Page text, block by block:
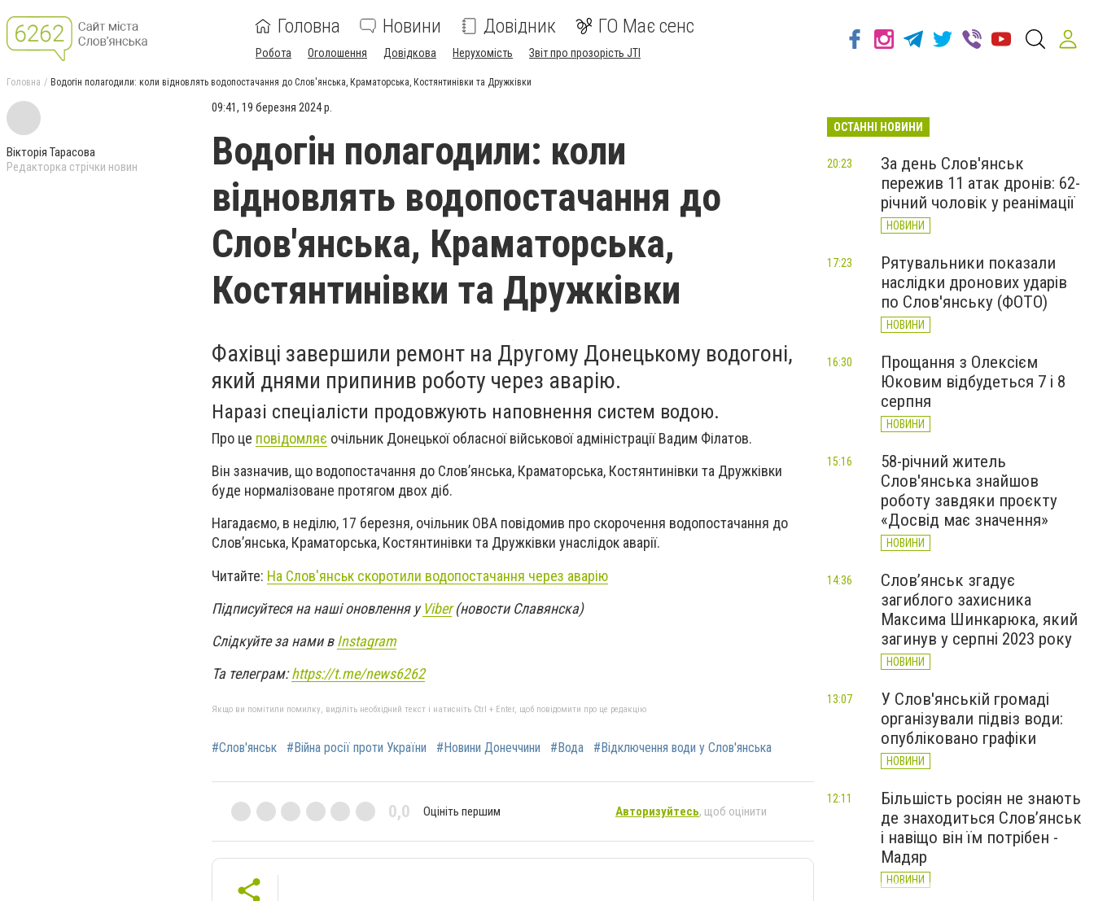
Головна Новини Довідник ГО Має сенс
Робота Оголошення Довідкова Нерухомість Звіт про прозорість JTI
Головна Водогін полагодили: коли відновлять водопостачання до Слов'янська, Краматорська, Костянтинівки та Дружківки
Вікторія Тарасова
Редакторка стрічки новин
09:41, 19 березня 2024 р.
Водогін полагодили: коли
відновлять водопостачання до
Слов'янська, Краматорська,
Костянтинівки та Дружківки
Фахівці завершили ремонт на Другому Донецькому водогоні,
який днями припинив роботу через аварію.
Наразі спеціалісти продовжують наповнення систем водою.
Про це повідомляє очільник Донецької обласної військової адміністрації Вадим Філатов.
Він зазначив, що водопостачання до Слов’янська, Краматорська, Костянтинівки та Дружківки
буде нормалізоване протягом двох діб.
Нагадаємо, в неділю, 17 березня, очільник ОВА повідомив про скорочення водопостачання до
Слов’янська, Краматорська, Костянтинівки та Дружківки унаслідок аварії.
Читайте: На Слов'янськ скоротили водопостачання через аварію
Підписуйтеся на наші оновлення уViber(новости Славянска)
Слідкуйте за нами вInstagram
Та телеграм:https://t.me/news6262
Якщо ви помітили помилку, виділіть необхідний текст і натисніть Ctrl + Enter, щоб повідомити про це редакцію
#Слов'янськ #Війна росії проти України #Новини Донеччини #Вода #Відключення води у Слов'янська
0,0 Оцініть першим Авторизуйтесь, щоб оцінити
ОСТАННІ НОВИНИ
За день Слов'янськ
пережив 11 атак дронів: 62-
річний чоловік у реанімації
НОВИНИ
20:23
Рятувальники показали
наслідки дронових ударів
по Слов'янську (ФОТО)
НОВИНИ
17:23
Прощання з Олексієм
Юковим відбудеться 7 і 8
серпня
НОВИНИ
16:30
58-річний житель
Слов'янська знайшов
роботу завдяки проєкту
«Досвід має значення»
НОВИНИ
15:16
Слов’янськ згадує
загиблого захисника
Максима Шинкарюка, який
загинув у серпні 2023 року
НОВИНИ
14:36
У Слов'янській громаді
організували підвіз води:
опубліковано графіки
НОВИНИ
13:07
Більшість росіян не знають
де знаходиться Слов’янськ
і навіщо він їм потрібен -
Мадяр
НОВИНИ
12:11